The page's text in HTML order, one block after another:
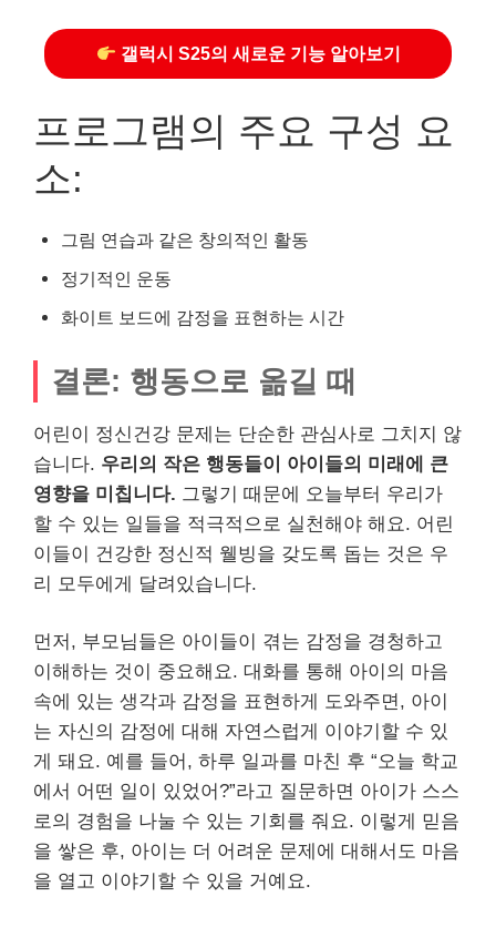
갤럭시 S25의 새로운 기능 알아보기
프로그램의 주요 구성 요
소:
그림 연습과 같은 창의적인 활동
정기적인 운동
화이트 보드에 감정을 표현하는 시간
결론: 행동으로 옮길 때
어린이 정신건강 문제는 단순한 관심사로 그치지 않
습니다. 우리의 작은 행동들이 아이들의 미래에 큰
영향을 미칩니다. 그렇기 때문에 오늘부터 우리가
할 수 있는 일들을 적극적으로 실천해야 해요. 어린
이들이 건강한 정신적 웰빙을 갖도록 돕는 것은 우
리 모두에게 달려있습니다.
먼저, 부모님들은 아이들이 겪는 감정을 경청하고
이해하는 것이 중요해요. 대화를 통해 아이의 마음
속에 있는 생각과 감정을 표현하게 도와주면, 아이
는 자신의 감정에 대해 자연스럽게 이야기할 수 있
게 돼요. 예를 들어, 하루 일과를 마친 후 “오늘 학교
에서 어떤 일이 있었어?”라고 질문하면 아이가 스스
로의 경험을 나눌 수 있는 기회를 줘요. 이렇게 믿음
을 쌓은 후, 아이는 더 어려운 문제에 대해서도 마음
을 열고 이야기할 수 있을 거예요.